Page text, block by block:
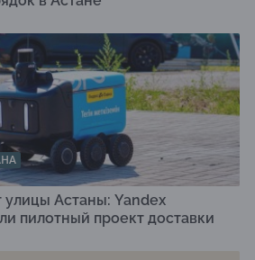
улицы Астаны: Yandex
пилотный проект доставки